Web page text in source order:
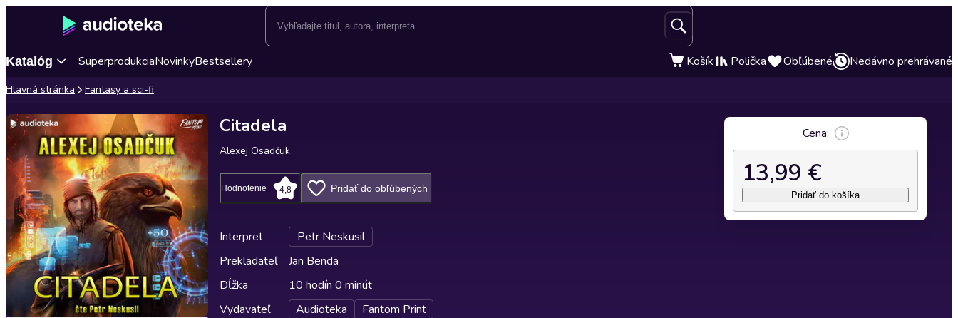
Katalóg SuperprodukciaNovinkyBestsellery Košík Polička Obľúbené Nedávno prehrávané
Hlavná stránka Fantasy a sci-fi
Citadela
Alexej Osadčuk
Hodnotenie 4,8 Pridať do obľúbených
Interpret
Petr Neskusil
Prekladateľ
Jan Benda
Dĺžka
10 hodín 0 minút
Vydavateľ
Audioteka
Fantom Print
Cena:
13,99 €
Pridať do košíka